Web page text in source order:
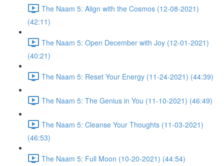
The Naam 5: Align with the Cosmos (12-08-2021)
(42:11)
The Naam 5: Open December with Joy (12-01-2021)
(40:21)
The Naam 5: Reset Your Energy (11-24-2021) (44:39)
The Naam 5: The Genius in You (11-10-2021) (46:49)
The Naam 5: Cleanse Your Thoughts (11-03-2021)
(46:53)
The Naam 5: Full Moon (10-20-2021) (44:54)